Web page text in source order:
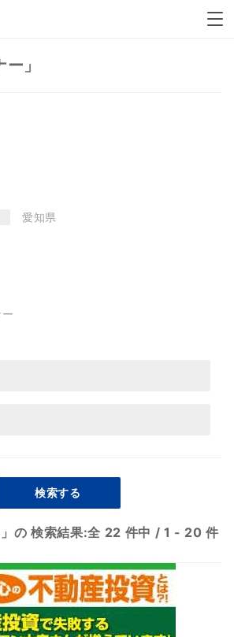
」
愛知県
」の 検索結果:全 22 件中 / 1 - 20 件
検索する